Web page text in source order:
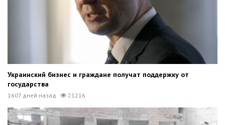
Украинский бизнес и граждане получат поддержку от
государства
1607 дней назад 21216